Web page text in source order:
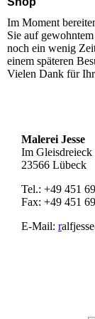
Im Moment
Sie auf
noch ein wenig
einem späteren
Vielen Dank für Ihr
Malerei Jesse
Im
23566 Lübeck
Tel.: +49 451
Fax: +49 451
E-Mail: r